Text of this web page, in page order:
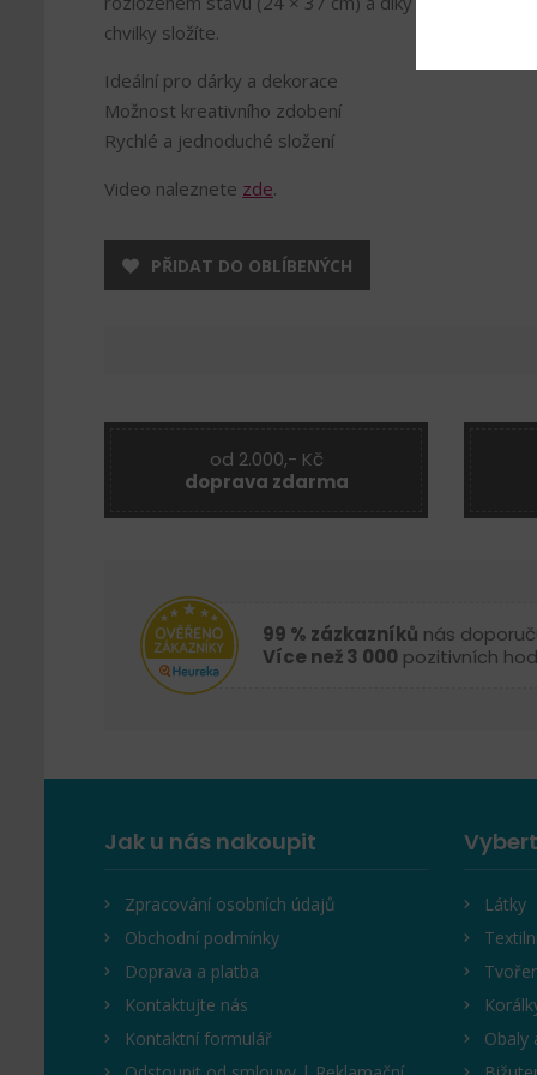
chvilky složíte.
Ideální pro dárky a dekorace
Možnost kreativního zdobení
Rychlé a jednoduché složení
Video naleznete zde.
PŘIDAT DO OBLÍBENÝCH
od 2.000,- Kč
doprava zdarma
99 % zázkazníků nás
Více než 3 000 pozitivních
Jak u nás nakoupit
Zpracování osobních údajů
Obchodní podmínky
Doprava a platba
Kontaktujte nás
Kontaktní formulář
Látky
Obaly